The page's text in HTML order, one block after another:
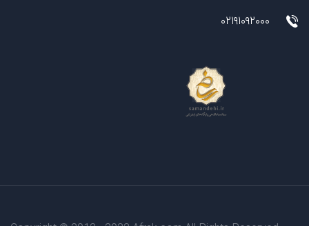
02191092000